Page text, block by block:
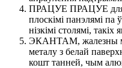
ПРАЦУЕ ПРАЦУЕ для
плоскімі панэлямі па
нізкімі столямі,
ЭКАНТАМ, жалезны
металу з белай
кошт танней, чым